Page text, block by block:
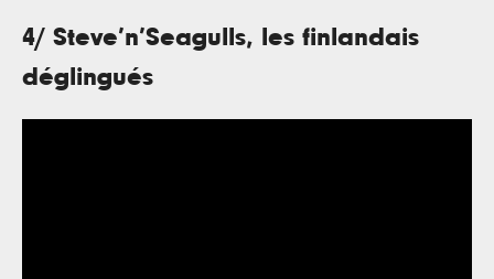
4/ Steve’n’Seagulls, les finlandais
déglingués